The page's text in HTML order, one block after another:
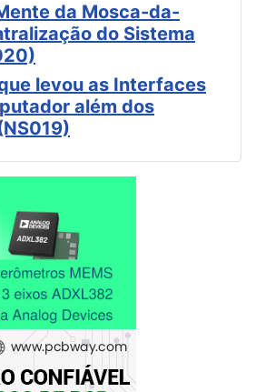
da Mosca-da-
do Sistema
levou as Interfaces
além dos